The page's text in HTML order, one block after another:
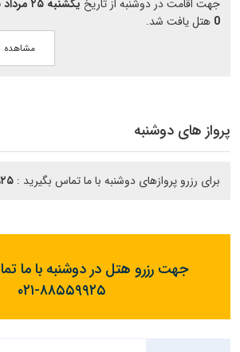
جهت اقامت در دوشنبه از تاریخ یکشنبه ۲۵ مرداد ۱۴۰۵
0 هتل یافت شد.
مشاهده
پرواز های دوشنبه
برای رزرو پروازهای دوشنبه با ما تماس بگیرید :
جهت رزرو هتل در دوشنبه با ما
۰۲۱-۸۸۵۵۹۹۲۵